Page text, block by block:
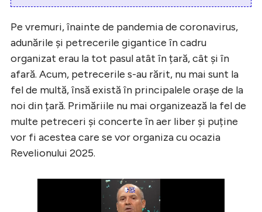
Pe vremuri, înainte de pandemia de coronavirus,
adunările și petrecerile gigantice în cadru
organizat erau la tot pasul atât în țară, cât și în
afară. Acum, petrecerile s-au rărit, nu mai sunt la
fel de multă, însă există în principalele orașe de la
noi din țară. Primăriile nu mai organizează la fel de
multe petreceri și concerte în aer liber și puține
vor fi acestea care se vor organiza cu ocazia
Revelionului 2025.